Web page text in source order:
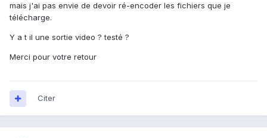
mais j'ai pas envie de devoir ré-encoder les fichiers que je
télécharge.
Y a t il une sortie video ? testé ?
Merci pour votre retour
Citer